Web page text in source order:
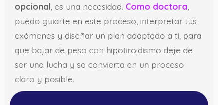
opcional , es una necesidad. Como doctora
puedo guiarte en este proceso, interpretar tus
exámenes y diseñar un plan adaptado a ti, para
que bajar de peso con hipotiroidismo deje de
ser una lucha y se convierta en un proceso
claro y posible.